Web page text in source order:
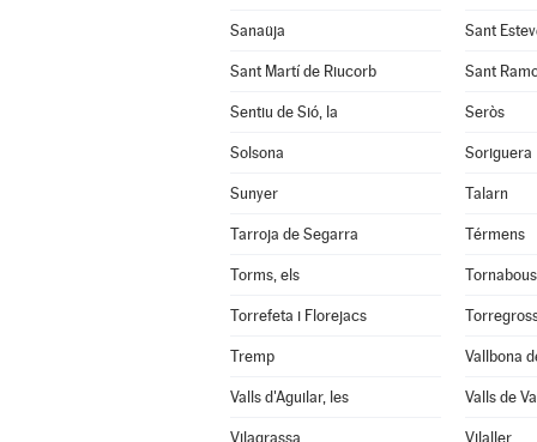
Sanaüja Sant
Sant Martí de Riucorb Sant
Sentiu de Sió, la Seròs
Solsona Soriguera
Sunyer Talarn
Tarroja de Segarra Térmens
Torms, els Tornabous
Torrefeta i Florejacs
Tremp Vallbona
Valls d'Aguilar, les Valls de
Vilagrassa Vilaller